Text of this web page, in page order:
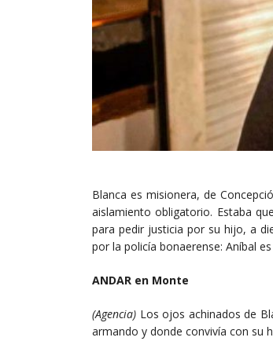
Blanca es misionera, de
aislamiento obligatorio. Estaba
para pedir justicia por su hijo, a
por la policía bonaerense: Aníbal
ANDAR en Monte
(Agencia) Los ojos achinados de
armando y donde convivía con su